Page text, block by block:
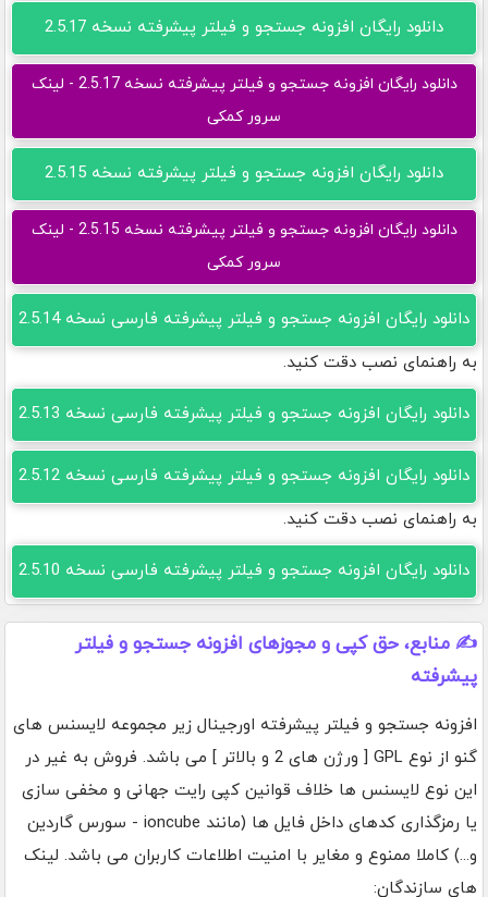
دانلود رایگان افزونه جستجو و فیلتر پیشرفته نسخه 2.5.17
دانلود رایگان افزونه جستجو و فیلتر پیشرفته نسخه 2.5.17 - لینک
سرور کمکی
دانلود رایگان افزونه جستجو و فیلتر پیشرفته نسخه 2.5.15
دانلود رایگان افزونه جستجو و فیلتر پیشرفته نسخه 2.5.15 - لینک
سرور کمکی
دانلود رایگان افزونه جستجو و فیلتر پیشرفته فارسی نسخه 2.5.14
به راهنمای نصب دقت کنید.
دانلود رایگان افزونه جستجو و فیلتر پیشرفته فارسی نسخه 2.5.13
دانلود رایگان افزونه جستجو و فیلتر پیشرفته فارسی نسخه 2.5.12
به راهنمای نصب دقت کنید.
دانلود رایگان افزونه جستجو و فیلتر پیشرفته فارسی نسخه 2.5.10
✍️ منابع، حق کپی و مجوزهای افزونه جستجو و فیلتر
پیشرفته
افزونه جستجو و فیلتر پیشرفته اورجینال زیر مجموعه لایسنس های
گنو از نوع GPL [ ورژن های 2 و بالاتر ] می باشد. فروش به غیر در
این نوع لایسنس ها خلاف قوانین کپی رایت جهانی و مخفی سازی
یا رمزگذاری کدهای داخل فایل ها (مانند ioncube - سورس گاردین
و...) کاملا ممنوع و مغایر با امنیت اطلاعات کاربران می باشد. لینک
های سازندگان: